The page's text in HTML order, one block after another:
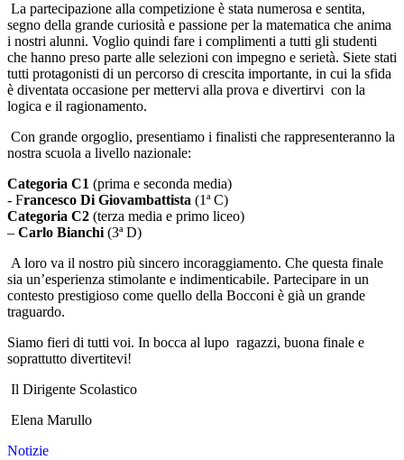
La partecipazione alla competizione è stata numerosa e sentita,
segno della grande curiosità e passione per la matematica che anima
i nostri alunni. Voglio quindi fare i complimenti a tutti gli studenti
che hanno preso parte alle selezioni con impegno e serietà. Siete stati
tutti protagonisti di un percorso di crescita importante, in cui la sfida
è diventata occasione per mettervi alla prova e divertirvi con la
logica e il ragionamento.
Con grande orgoglio, presentiamo i finalisti che rappresenteranno la
nostra scuola a livello nazionale:
Categoria C1 (prima e seconda media)
- Francesco Di Giovambattista (1ª C)
Categoria C2 (terza media e primo liceo)
– Carlo Bianchi (3ª D)
A loro va il nostro più sincero incoraggiamento. Che questa finale
sia un’esperienza stimolante e indimenticabile. Partecipare in un
contesto prestigioso come quello della Bocconi è già un grande
traguardo.
Siamo fieri di tutti voi. In bocca al lupo ragazzi, buona finale e
soprattutto divertitevi!
Il Dirigente Scolastico
Elena Marullo
Notizie